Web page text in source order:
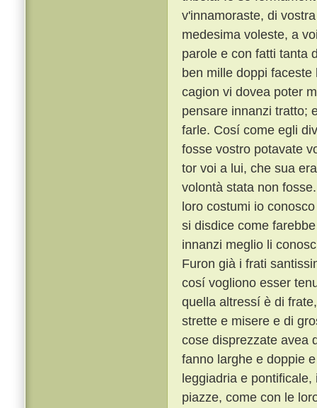
v'innamoraste, di
medesima voleste, a
parole e con fatti tanta
ben mille doppi
cagion vi dovea poter
pensare innanzi tratto;
farle. Cosí come egli
fosse vostro potavate
tor voi a lui, che sua
volontà stata non
loro costumi io
si disdice come
innanzi meglio li
Furon già i frati
cosí vogliono esser
quella altressí è di
strette e misere e di
cose disprezzate avea
fanno larghe e doppie
leggiadria e
piazze, come con le